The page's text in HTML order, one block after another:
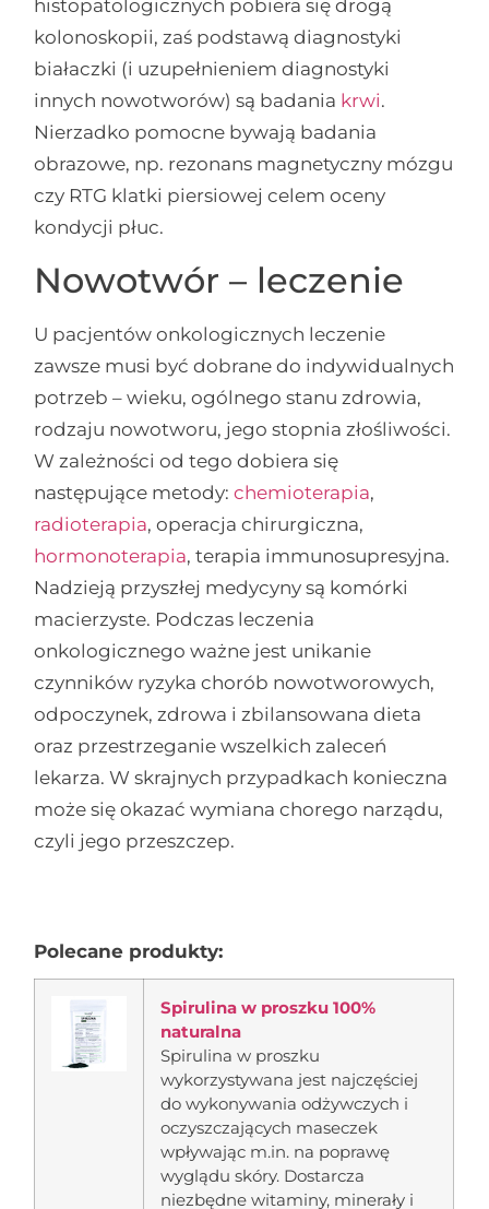
histopatologicznych pobiera się drogą
kolonoskopii, zaś podstawą diagnostyki
białaczki (i uzupełnieniem diagnostyki
innych nowotworów) są badania krwi.
Nierzadko pomocne bywają badania
obrazowe, np. rezonans magnetyczny mózgu
czy RTG klatki piersiowej celem oceny
kondycji płuc.
Nowotwór – leczenie
U pacjentów onkologicznych leczenie
zawsze musi być dobrane do indywidualnych
potrzeb – wieku, ogólnego stanu zdrowia,
rodzaju nowotworu, jego stopnia złośliwości.
W zależności od tego dobiera się
następujące metody:chemioterapia,
radioterapia, operacja chirurgiczna,
hormonoterapia, terapia immunosupresyjna.
Nadzieją przyszłej medycyny są komórki
macierzyste. Podczas leczenia
onkologicznego ważne jest unikanie
czynników ryzyka chorób nowotworowych,
odpoczynek, zdrowa i zbilansowana dieta
oraz przestrzeganie wszelkich zaleceń
lekarza. W skrajnych przypadkach konieczna
może się okazać wymiana chorego narządu,
czyli jego przeszczep.
Polecane produkty:
Spirulina w proszku 100%
naturalna
Spirulina w proszku
wykorzystywana jest najczęściej
do wykonywania odżywczych i
oczyszczających maseczek
wpływając m.in. na poprawę
wyglądu skóry. Dostarcza
niezbędne witaminy, minerały i